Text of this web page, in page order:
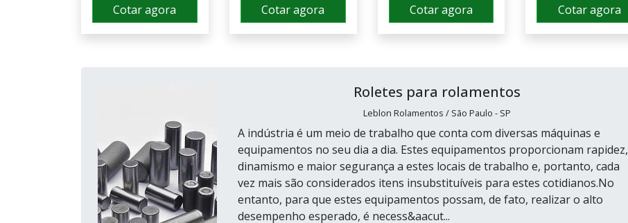
Cotar agora
Cotar agora Cotar agora Cotar agora
Roletes para rolamentos
Leblon Rolamentos / São Paulo - SP
A indústria é um meio de trabalho que conta com diversas máquinas e
equipamentos no seu dia a dia. Estes equipamentos proporcionam rapidez,
dinamismo e maior segurança a estes locais de trabalho e, portanto, cada
vez mais são considerados itens insubstituíveis para estes cotidianos.No
entanto, para que estes equipamentos possam, de fato, realizar o alto
desempenho esperado, é necess&aacut...